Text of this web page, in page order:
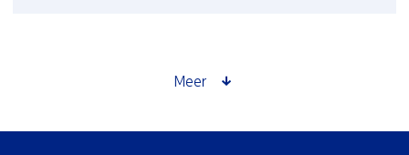
Meer